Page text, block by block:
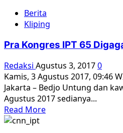
Nasib
Waktu
Sejarah
1966
Berita
Kliping
Pra Kongres IPT 65
Redaksi Agustus 3, 20170
Kamis, 3 Agustus 2017, 09:46
Jakarta – Bedjo Untung dan
Agustus 2017 sedianya...
Read MoreRead